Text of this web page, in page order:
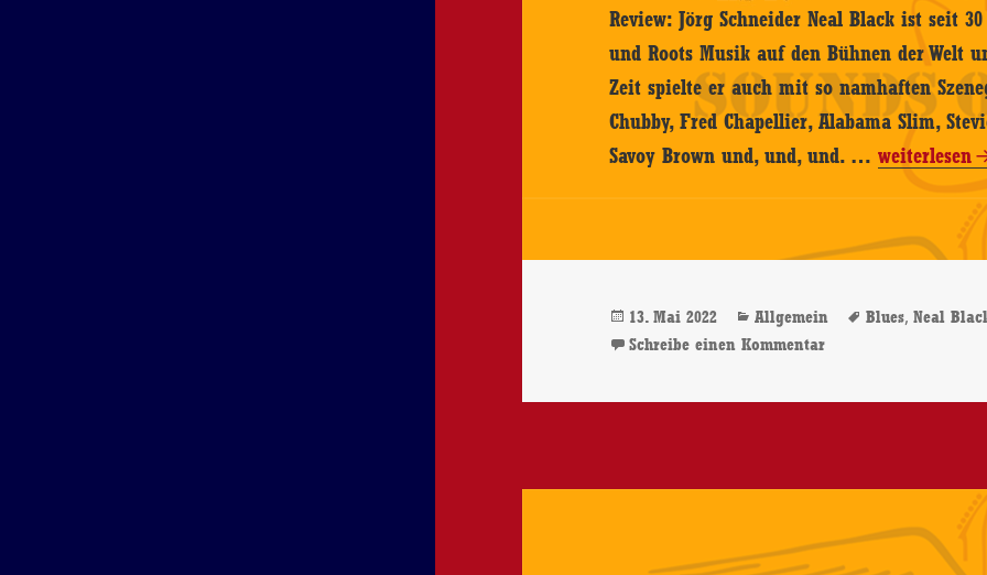
Review: Jörg Schneider Neal Black ist seit
und Roots Musik auf den Bühnen der Welt
Zeit spielte er auch mit so namhaften
Chubby, Fred Chapellier, Alabama Slim,
Savoy Brown und, und, und. …Neal
The
–
Me
–
weiterlesen
Veröffentlicht
am
13. Mai 2022 Kategorien
Allgemein Schlagwörter
Blues,Neal
Schreibe einen Kommentarzu Neal Black And